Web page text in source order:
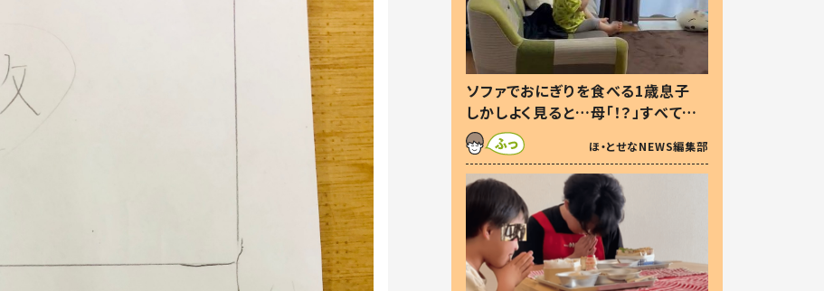
ソファでおにぎりを食べる1歳息子
しかしよく見ると…母「！？」すべてを
察した母の投稿に「可愛いから許
す！」「現行犯〜」
ほ・とせなNEWS編集部